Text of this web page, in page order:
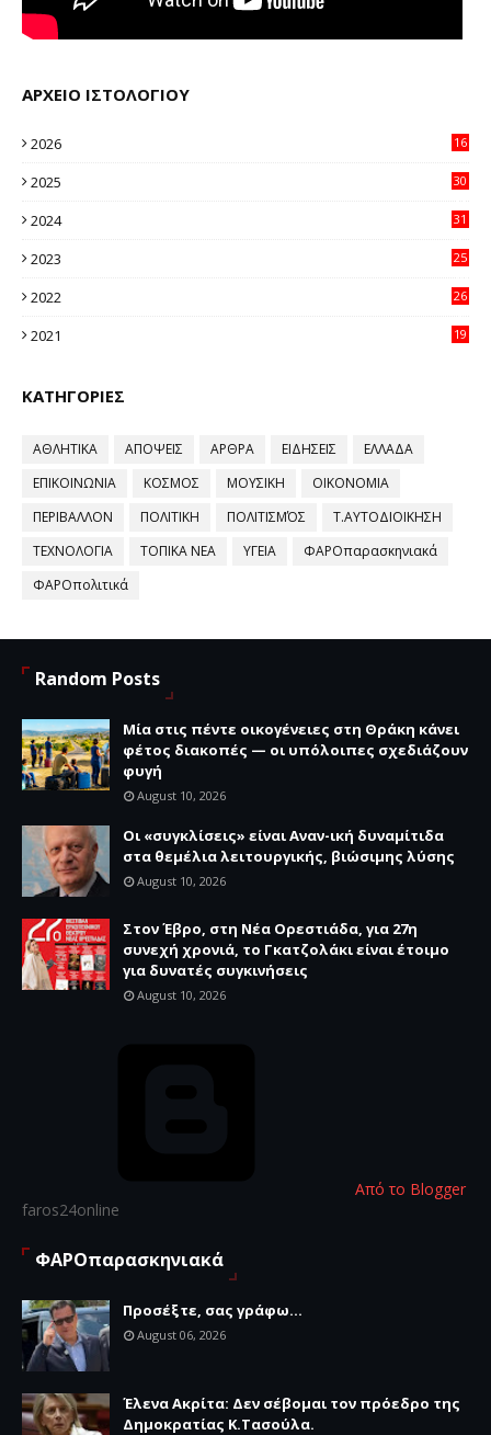
ΑΡΧΕΙΟ ΙΣΤΟΛΟΓΙΟΥ
2026
16
2025
30
2024
31
2023
25
2022
26
2021
19
ΚΑΤΗΓΟΡΙΕΣ
ΑΘΛΗΤΙΚΑ ΑΠΟΨΕΙΣ ΑΡΘΡΑ ΕΙΔΗΣΕΙΣ
ΕΛΛΑΔΑ
ΕΠΙΚΟΙΝΩΝΙΑ
ΚΟΣΜΟΣ ΜΟΥΣΙΚΗ
ΟΙΚΟΝΟΜΙΑ
ΠΕΡΙΒΑΛΛΟΝ
ΠΟΛΙΤΙΚΗ ΠΟΛΙΤΙΣΜΌΣ
Τ.ΑΥΤΟΔΙΟΙΚΗΣΗ
ΤΕΧΝΟΛΟΓΙΑ
ΤΟΠΙΚΑ ΝΕΑ ΥΓΕΙΑ
ΦΑΡΟπαρασκηνιακά
ΦΑΡΟπολιτικά
Random Posts
Μία στις πέντε οικογένειες στη Θράκη κάνει
φέτος διακοπές — οι υπόλοιπες σχεδιάζουν
φυγή
August 10, 2026
Οι «συγκλίσεις» είναι Αναν-ική δυναμίτιδα
στα θεμέλια λειτουργικής, βιώσιμης λύσης
August 10, 2026
Στον Έβρο, στη Νέα Ορεστιάδα, για 27η
συνεχή χρονιά, το Γκατζολάκι είναι έτοιμο
για δυνατές συγκινήσεις
August 10, 2026
Από το Blogger
faros24online
ΦΑΡΟπαρασκηνιακά
Προσέξτε, σας γράφω...
August 06, 2026
Έλενα Ακρίτα: Δεν σέβομαι τον πρόεδρο της
Δημοκρατίας Κ.Τασούλα.